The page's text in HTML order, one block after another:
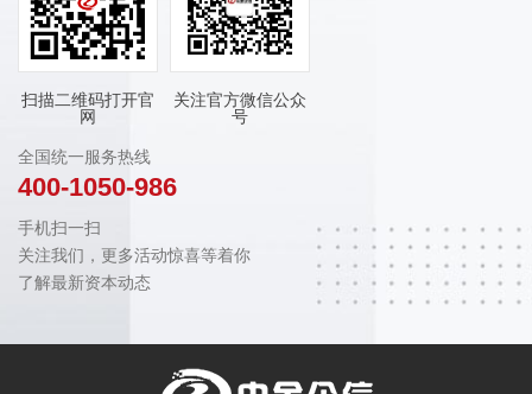
扫描二维码打开官
网
关注官方微信公众
号
全国统一服务热线
400-1050-986
手机扫一扫
关注我们，更多活动惊喜等着你
了解最新资本动态